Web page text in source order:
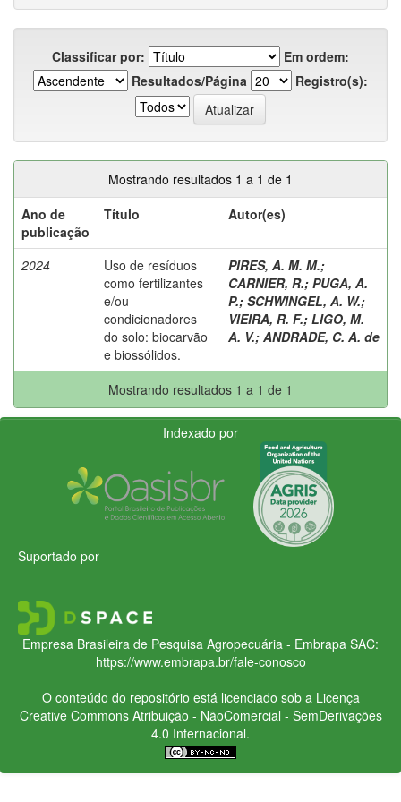
Classificar por:
Em ordem:
Resultados/Página
Registro(s):
Mostrando resultados 1 a 1 de 1
Ano de
publicação
Título Autor(es)
2024
Uso de resíduos
como fertilizantes
e/ou
condicionadores
do solo: biocarvão
e biossólidos.
PIRES, A. M. M.;
CARNIER, R.; PUGA, A.
P.; SCHWINGEL, A. W.;
VIEIRA, R. F.; LIGO, M.
A. V.; ANDRADE, C. A. de
Mostrando resultados 1 a 1 de 1
Indexado por
Suportado por
Empresa Brasileira de Pesquisa Agropecuária - Embrapa SAC:
https://www.embrapa.br/fale-conosco
O conteúdo do repositório está licenciado sob a Licença
Creative CommonsAtribuição - NãoComercial - SemDerivações
4.0 Internacional.